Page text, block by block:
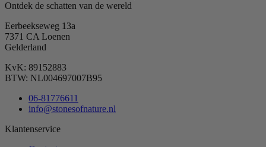
Ontdek de schatten van de wereld
Eerbeekseweg 13a
7371 CA Loenen
Gelderland
KvK: 89152883
BTW: NL004697007B95
06-81776611
info@stonesofnature.nl
Klantenservice